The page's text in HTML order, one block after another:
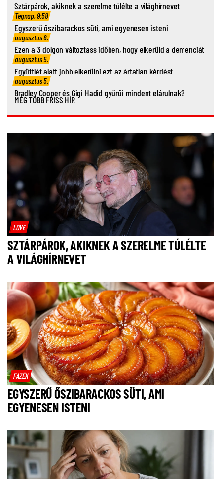
Sztárpárok, akiknek a szerelme túlélte a világhírnevet
Tegnap, 9:58
Egyszerű őszibarackos süti, ami egyenesen isteni
augusztus 6.
Ezen a 3 dolgon változtass időben, hogy elkerüld a demenciát
augusztus 5.
Együttlét alatt jobb elkerülni ezt az ártatlan kérdést
augusztus 5.
Bradley Cooper és Gigi Hadid gyűrűi mindent elárulnak?
MÉG TÖBB FRISS HÍR
LOVE
SZTÁRPÁROK, AKIKNEK A SZERELME TÚLÉLTE
A VILÁGHÍRNEVET
FAZÉK
EGYSZERŰ ŐSZIBARACKOS SÜTI, AMI
EGYENESEN ISTENI